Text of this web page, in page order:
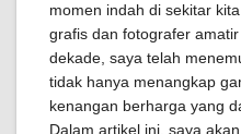
momen indah di sekitar
grafis dan fotografer
dekade, saya telah
tidak hanya menangkap
kenangan berharga yang
Dalam artikel ini, saya